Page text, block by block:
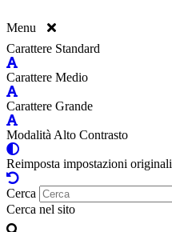
Menu
Carattere Standard
Carattere Medio
Carattere Grande
Modalità Alto Contrasto
Reimposta impostazioni originali
Cerca
Cerca nel sito